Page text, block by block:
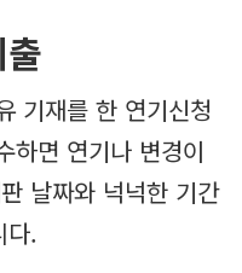
기재를 한 연기신청
하면 연기나 변경이
날짜와 넉넉한 기간
다.